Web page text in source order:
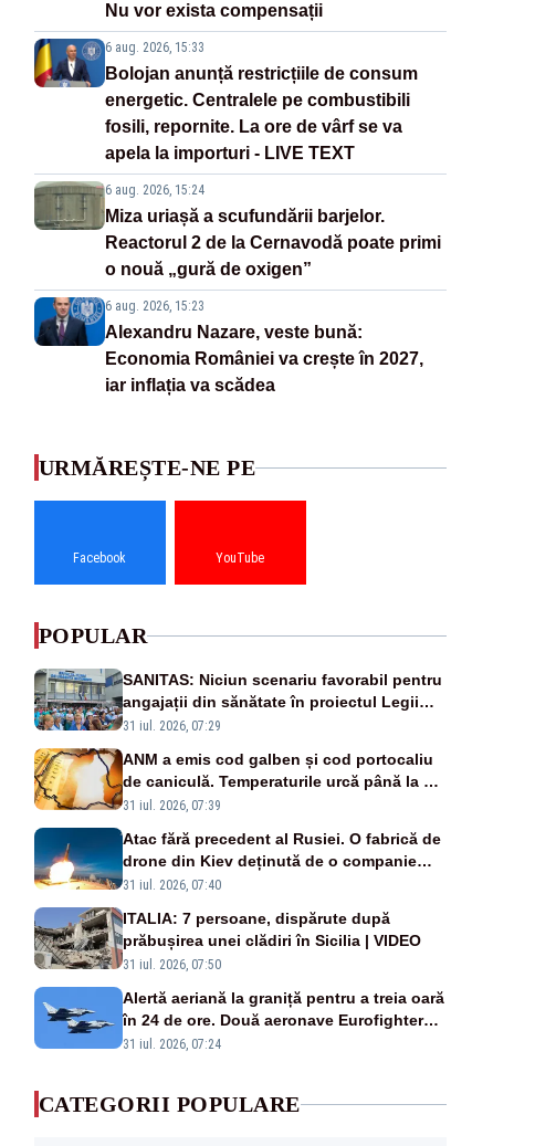
Nu vor exista compensații
6 aug. 2026, 15:33
Bolojan anunță restricțiile de consum
energetic. Centralele pe combustibili
fosili, repornite. La ore de vârf se va
apela la importuri - LIVE TEXT
6 aug. 2026, 15:24
Miza uriașă a scufundării barjelor.
Reactorul 2 de la Cernavodă poate primi
o nouă „gură de oxigen”
6 aug. 2026, 15:23
Alexandru Nazare, veste bună:
Economia României va crește în 2027,
iar inflația va scădea
URMĂREȘTE-NE PE
Facebook YouTube
POPULAR
SANITAS: Niciun scenariu favorabil pentru
angajații din sănătate în proiectul Legii
salarizării
31 iul. 2026, 07:29
ANM a emis cod galben și cod portocaliu
de caniculă. Temperaturile urcă până la 38
de grade, iar nopțile devin tropicale
31 iul. 2026, 07:39
Atac fără precedent al Rusiei. O fabrică de
drone din Kiev deținută de o companie
americană, distrusă de o rachetă rusească
31 iul. 2026, 07:40
ITALIA: 7 persoane, dispărute după
prăbușirea unei clădiri în Sicilia | VIDEO
31 iul. 2026, 07:50
Alertă aeriană la graniță pentru a treia oară
în 24 de ore. Două aeronave Eurofighter
britanice au fost ridicate de la sol
31 iul. 2026, 07:24
CATEGORII POPULARE